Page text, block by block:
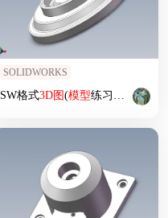
SOLIDWORKS
SW格式3D图(模型练习题)-028